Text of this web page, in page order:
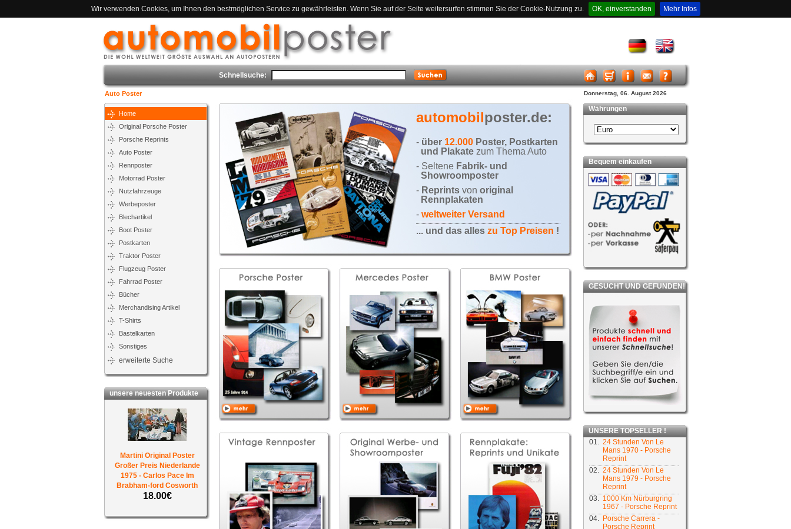
Wir verwenden Cookies, um Ihnen den bestmöglichen Service zu gewährleisten. Wenn Sie auf der Seite weitersurfen stimmen Sie der Cookie-Nutzung zu. OK, einverstanden Mehr Infos
Schnellsuche:
Auto Poster Donnerstag, 06. August 2026
Home
Original Porsche Poster
Porsche Reprints
Auto Poster
Rennposter
Motorrad Poster
Nutzfahrzeuge
Werbeposter
Blechartikel
Boot Poster
Postkarten
Traktor Poster
Flugzeug Poster
Fahrrad Poster
Bücher
Merchandising Artikel
T-Shirts
Bastelkarten
Sonstiges
erweiterte Suche
unsere neuesten Produkte
Martini Original Poster
Großer Preis Niederlande
1975 - Carlos Pace Im
Brabham-ford Cosworth
18.00€
automobilposter.de:
- über 12.000 Poster, Postkarten
und Plakate zum Thema Auto
- Seltene Fabrik- und
Showroomposter
- Reprints von original
Rennplakaten
- weltweiter Versand
... und das alles zu Top Preisen !
Währungen
Bequem einkaufen
GESUCHT UND GEFUNDEN!
UNSERE TOPSELLER !
01. 24 Stunden Von Le
Mans 1970 - Porsche
Reprint
02. 24 Stunden Von Le
Mans 1979 - Porsche
Reprint
03. 1000 Km Nürburgring
1967 - Porsche Reprint
04. Porsche Carrera -
Porsche Reprint